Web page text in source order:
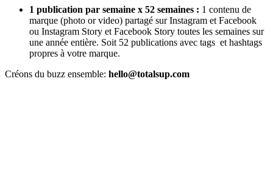
1 publication par semaine x 52 semaines : 1 contenu de
marque (photo or video) partagé sur Instagram et Facebook
ou Instagram Story et Facebook Story toutes les semaines sur
une année entière. Soit 52 publications avec tags et hashtags
propres à votre marque.
Créons du buzz ensemble: hello@totalsup.com